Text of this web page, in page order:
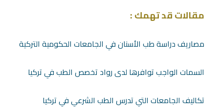
مقالات قد تهمك :
مصاريف دراسة طب الأسنان في الجامعات الحكومية التركية
السمات الواجب توافرها لدى رواد تخصص الطب في تركيا
تكاليف الجامعات التي تدرس الطب الشرعي في تركيا